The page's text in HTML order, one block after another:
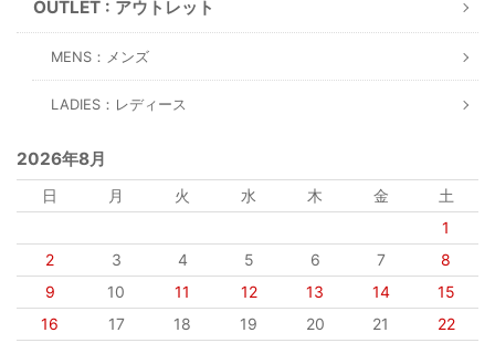
OUTLET : アウトレット
MENS：メンズ
LADIES：レディース
2026年8月
日 月 火 水 木 金
土
1
2
3 4 5 6 7
8
9
10 11 12 13 14
15
16
17 18 19 20 21
22